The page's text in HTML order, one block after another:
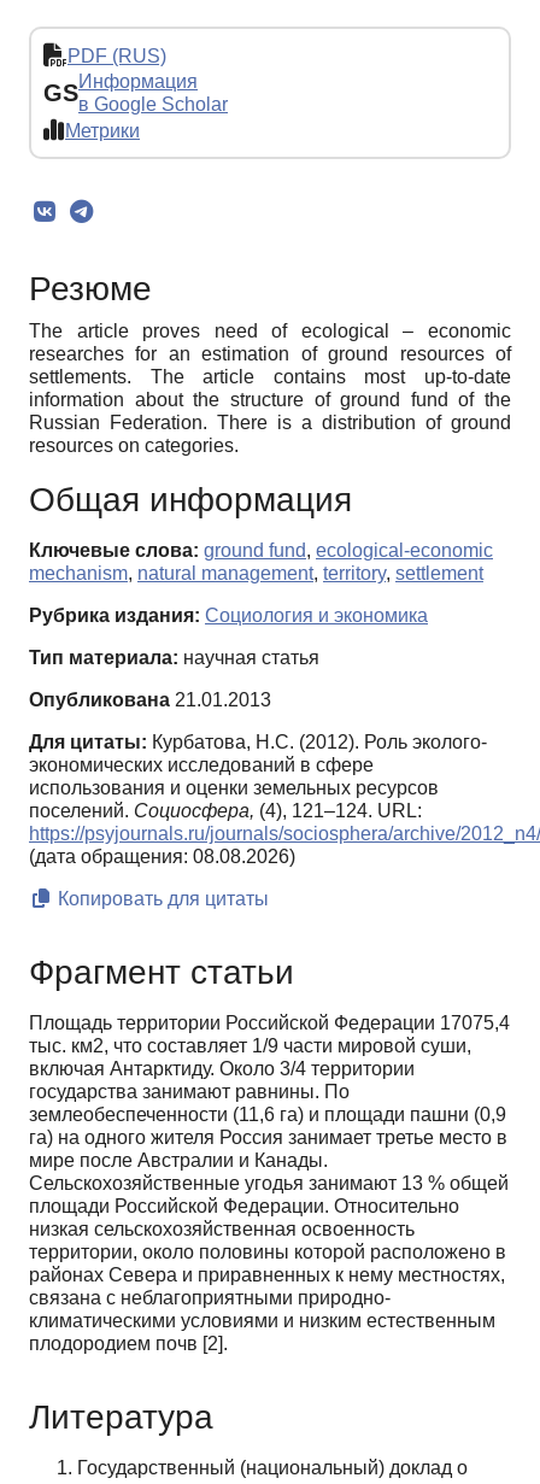
PDF (RUS)
GSИнформация
в Google Scholar
Метрики
Резюме
The article proves need of ecological – economic
researches for an estimation of ground resources of
settlements. The article contains most up-to-date
information about the structure of ground fund of the
Russian Federation. There is a distribution of ground
resources on categories.
Общая информация
Ключевые слова: ground fund, ecological-economic
mechanism, natural management, territory, settlement
Рубрика издания: Социология и экономика
Тип материала: научная статья
Опубликована 21.01.2013
Для цитаты: Курбатова, Н.С. (2012). Роль эколого-
экономических исследований в сфере
использования и оценки земельных ресурсов
поселений. Социосфера, (4), 121–124. URL:
https://psyjournals.ru/journals/sociosphera/archive/
(дата обращения: 08.08.2026)
Копировать для цитаты
Фрагмент статьи
Площадь территории Российской Федерации 17075,4
тыс. км2, что составляет 1/9 части мировой суши,
включая Антарктиду. Около 3/4 территории
государства занимают равнины. По
землеобеспеченности (11,6 га) и площади пашни (0,9
га) на одного жителя Россия занимает третье место в
мире после Австралии и Канады.
Сельскохозяйственные угодья занимают 13 % общей
площади Российской Федерации. Относительно
низкая сельскохозяйственная освоенность
территории, около половины которой расположено в
районах Севера и приравненных к нему местностях,
связана с неблагоприятными природно-
климатическими условиями и низким естественным
плодородием почв [2].
Литература
Государственный (национальный) доклад о